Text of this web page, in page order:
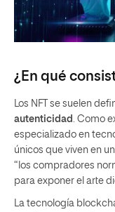
¿En qué
Los NFT se suelen
autenticidad . Como
especializado en
únicos que viven en
“los compradores
para exponer el arte
La tecnología